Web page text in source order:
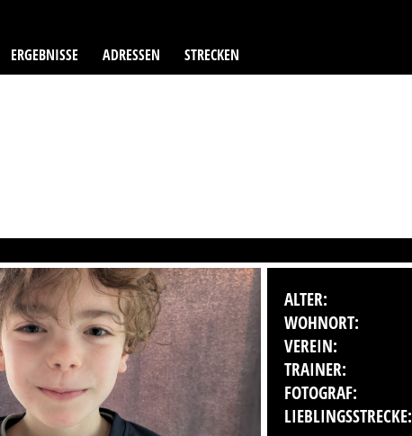
ERGEBNISSE ADRESSEN STRECKEN
ALTER:
WOHNORT:
VEREIN:
TRAINER:
FOTOGRAF:
LIEBLINGSSTRECKE: